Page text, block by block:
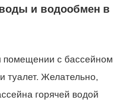
и водообмен в
помещении с бассейном
туалет. Желательно,
горячей водой